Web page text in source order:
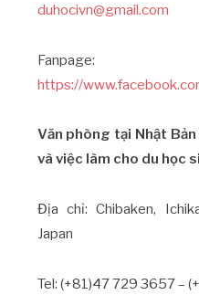
duhocivn@gmail.com
Fanpage:
https://
Văn phòng tại Nhật
và việc làm cho du học
Địa chỉ: Chibaken,
Japan
Tel: (+81)47 729 3657 –